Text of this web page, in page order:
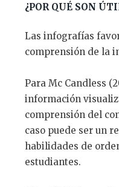
¿POR QUÉSON Ú
Las infografías
comprensión de la
Para Mc Candless
información
comprensión del
caso puede ser un
habilidades de
estudiantes.